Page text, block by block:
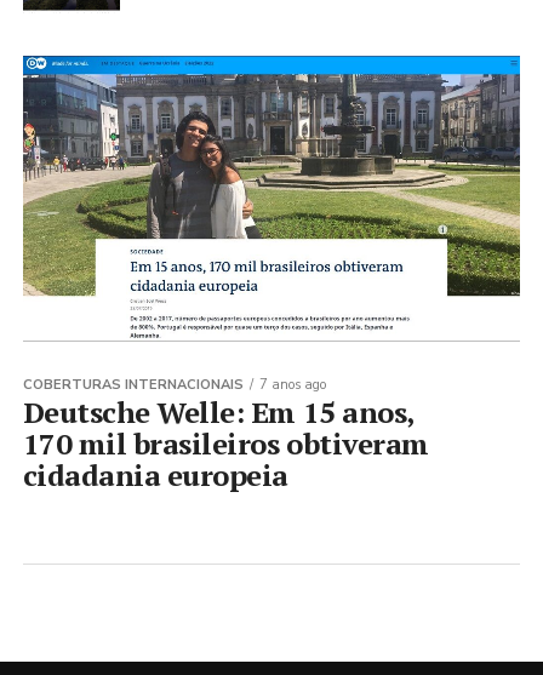
COBERTURAS INTERNACIONAIS 7 anos ago
Deutsche Welle: Em 15 anos,
170 mil brasileiros obtiveram
cidadania europeia